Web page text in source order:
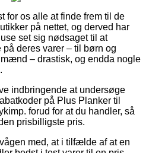
for os alle at finde frem til de
på nettet, og derved har
set sig nødsaget til at
deres varer – til børn og
– drastisk, og endda nogle
indbringende at undersøge
på Plus Planker til
forud for at du handler, så
prisbilligste pris.
med, at i tilfælde af at en